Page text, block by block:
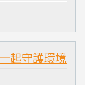
起守護環境